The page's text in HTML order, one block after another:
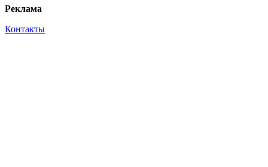
Реклама
Контакты